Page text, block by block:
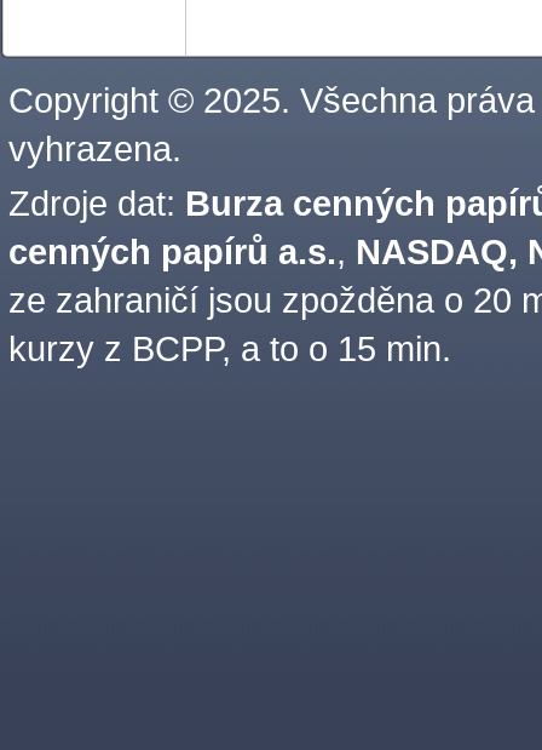
Copyright © 2025. Všechna práva
vyhrazena.
Zdroje dat: Burza cenných
cenných papírů a.s., NASDAQ,
ze zahraničí jsou zpožděna o 20
kurzy z BCPP, a to o 15 min.